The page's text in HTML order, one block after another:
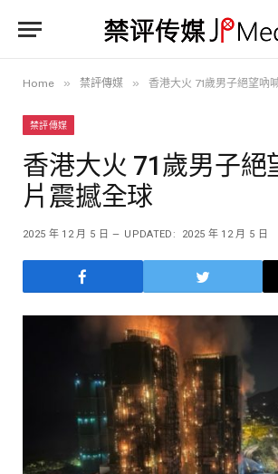
Home » 禁評傳媒 » 香港大火 71歲男子絕望吶
禁評傳媒
香港大火 71歲男子絕
片震撼全球
2025 年 12 月 5 日 UPDATED: 2025 年 12 月 5 日